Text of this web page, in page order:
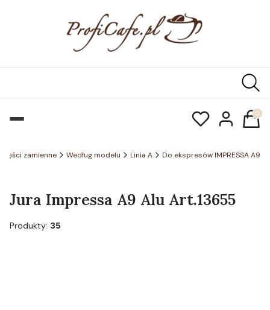
zamienne Według modelu Linia A Do ekspresów IMPRESSA A9
Jura Impressa A9 Alu Art.13655
Produkty: 35